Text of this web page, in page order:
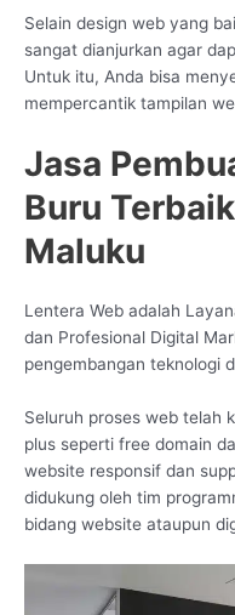
Selain design web yang
sangat dianjurkan agar
Untuk itu, Anda bisa
mempercantik tampilan
Jasa
Buru
Maluku
Lentera Web adalah
dan Profesional Digital
pengembangan teknologi
Seluruh proses web telah
plus seperti free domain
website responsif dan
didukung oleh tim
bidang website ataupun